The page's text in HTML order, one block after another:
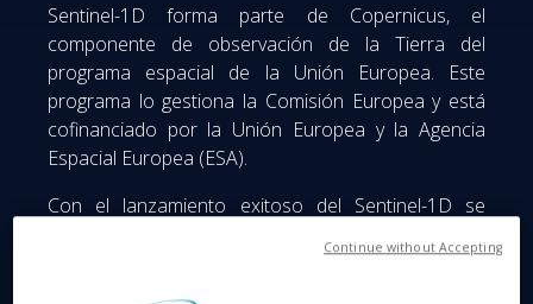
Sentinel-1D forma parte de Copernicus, el
componente de observación de la Tierra del
programa espacial de la Unión Europea. Este
programa lo gestiona la Comisión Europea y está
cofinanciado por la Unión Europea y la Agencia
Espacial Europea (ESA).
Con el lanzamiento exitoso del Sentinel-1D se
de la primera constelación Copernicus, Sentinel-1D
Continue without Accepting